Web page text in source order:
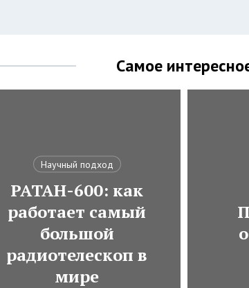
Самое
Научный подход
РАТАН-600: как
работает самый
большой
радиотелескоп в
мире